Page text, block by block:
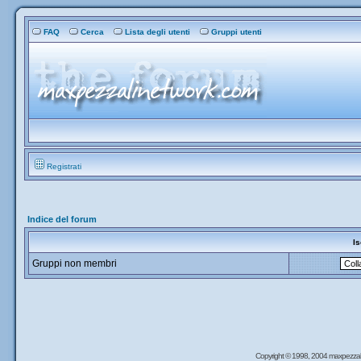
FAQ Cerca Lista degli utenti Gruppi utenti
Registrati
Indice del forum
Gruppi non membri
Copyright © 1998, 2004